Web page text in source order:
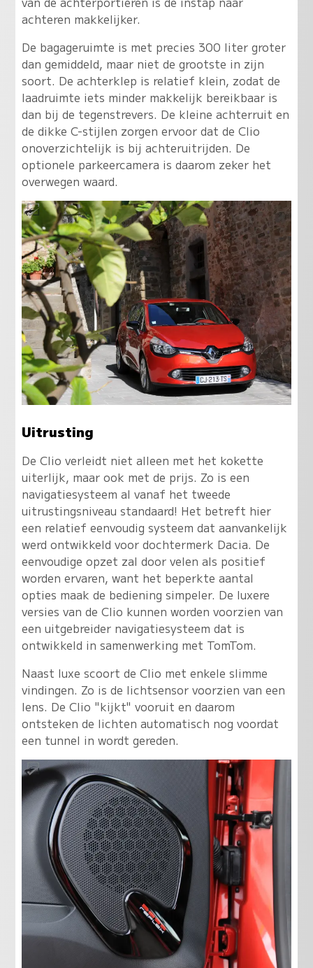
achteren makkelijker.
De bagageruimte is met precies 300 liter groter
dan gemiddeld, maar niet de grootste in zijn
soort. De achterklep is relatief klein, zodat de
laadruimte iets minder makkelijk bereikbaar is
dan bij de tegenstrevers. De kleine achterruit en
de dikke C-stijlen zorgen ervoor dat de Clio
onoverzichtelijk is bij achteruitrijden. De
optionele parkeercamera is daarom zeker het
overwegen waard.
Uitrusting
De Clio verleidt niet alleen met het kokette
uiterlijk, maar ook met de prijs. Zo is een
navigatiesysteem al vanaf het tweede
uitrustingsniveau standaard! Het betreft hier
een relatief eenvoudig systeem dat aanvankelijk
werd ontwikkeld voor dochtermerk Dacia. De
eenvoudige opzet zal door velen als positief
worden ervaren, want het beperkte aantal
opties maak de bediening simpeler. De luxere
versies van de Clio kunnen worden voorzien van
een uitgebreider navigatiesysteem dat is
ontwikkeld in samenwerking met TomTom.
Naast luxe scoort de Clio met enkele slimme
vindingen. Zo is de lichtsensor voorzien van een
lens. De Clio "kijkt" vooruit en daarom
ontsteken de lichten automatisch nog voordat
een tunnel in wordt gereden.